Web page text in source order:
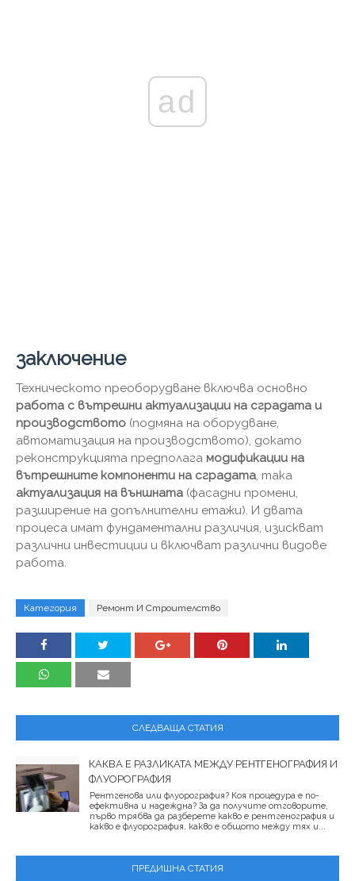
ad
заключение
Техническото преоборудване включва основно
работа с вътрешни актуализации на сградата и
производството (подмяна на оборудване,
автоматизация на производството), докато
реконструкцията предполага модификации на
вътрешните компоненти на сградата , така
актуализация на външната (фасадни промени,
разширение на допълнителни етажи). И двата
процеса имат фундаментални различия, изискват
различни инвестиции и включват различни видове
работа.
Категория Ремонт И Строителство
СЛЕДВАЩА СТАТИЯ
КАКВА Е РАЗЛИКАТА МЕЖДУ РЕНТГЕНОГРАФИЯ И
ФЛУОРОГРАФИЯ
Рентгенова или флуорография? Коя процедура е по-
ефективна и надеждна? За да получите отговорите,
първо трябва да разберете какво е рентгенография и
какво е флуорография, какво е общото между тях и...
ПРЕДИШНА СТАТИЯ